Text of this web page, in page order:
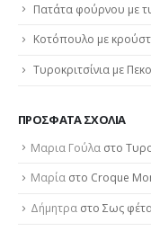
Πατάτα φούρνου με
Κοτόπουλο με
Τυροκριτσίνια με
ΠΡΌΣΦΑΤΑ ΣΧΌΛΙΑ
Μαρια Γούλα στο
Μαρία στο Croque
Δήμητρα στο Σως